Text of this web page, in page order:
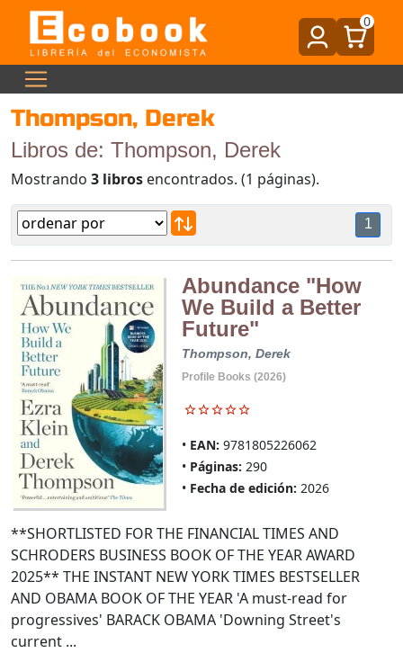
0
Thompson, Derek
Libros de: Thompson, Derek
Mostrando 3 libros encontrados. (1 páginas).
1
Abundance "How
We Build a Better
Future"
Thompson, Derek
Profile Books (2026)
EAN: 9781805226062
Páginas: 290
Fecha de edición: 2026
**SHORTLISTED FOR THE FINANCIAL TIMES AND
SCHRODERS BUSINESS BOOK OF THE YEAR AWARD
2025** THE INSTANT NEW YORK TIMES BESTSELLER
AND OBAMA BOOK OF THE YEAR 'A must-read for
progressives' BARACK OBAMA 'Downing Street's
current ...